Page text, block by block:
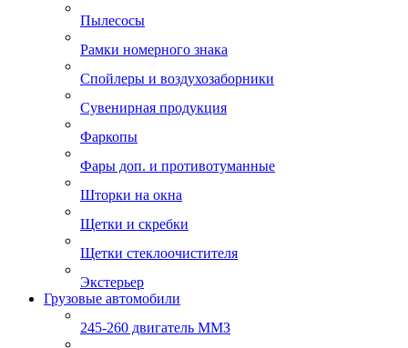
Пылесосы
Рамки номерного знака
Спойлеры и воздухозаборники
Сувенирная продукция
Фаркопы
Фары доп. и противотуманные
Шторки на окна
Щетки и скребки
Щетки стеклоочистителя
Экстерьер
Грузовые автомобили
245-260 двигатель ММЗ